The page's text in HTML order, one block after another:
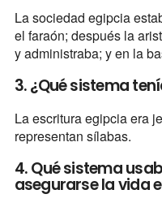
La sociedad egipcia
el faraón; después la
y administraba; y en la
3. ¿Qué sistema
La escritura egipcia era
representan sílabas.
4. Qué sistema
asegurarse la vida